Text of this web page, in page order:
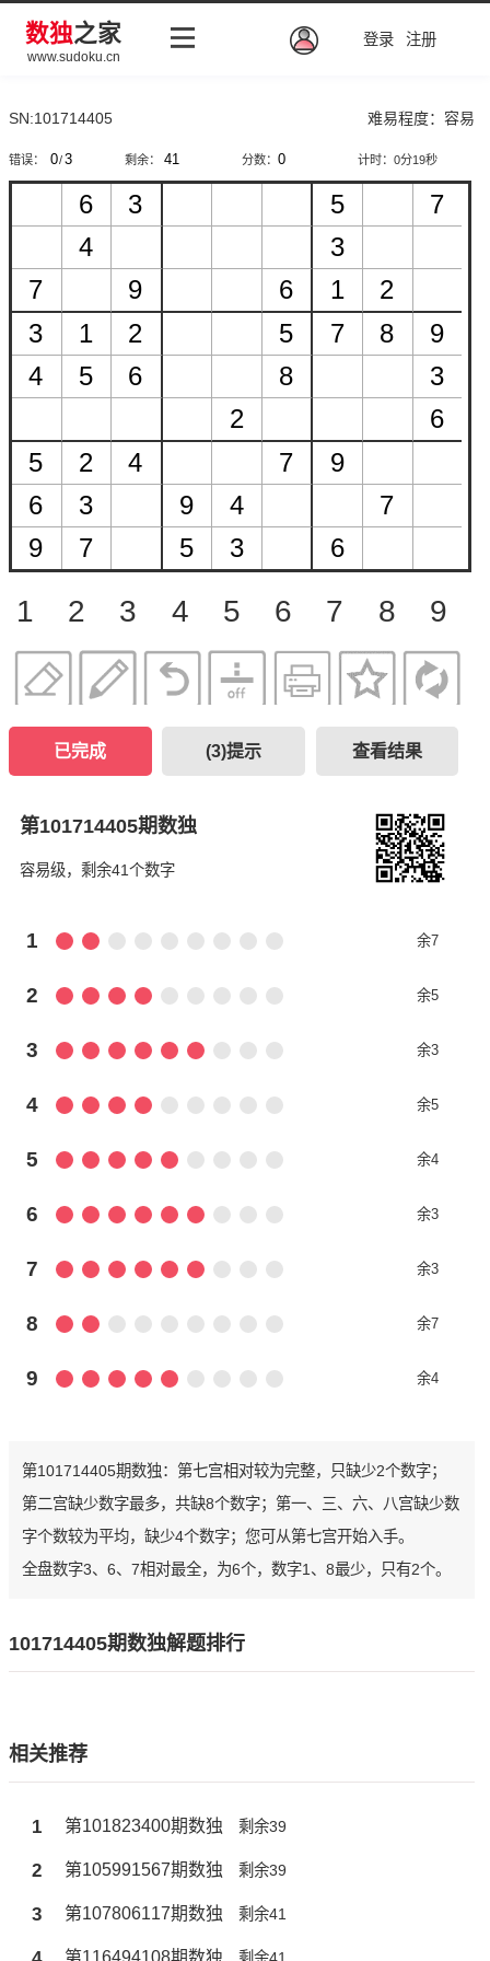
数独之家
www.sudoku.cn
登录 注册
SN:101714405 难易程度：容易
错误： / 剩余： 分数： 计时：0分19秒
1 2 3 4 5 6 7 8 9
已完成 (3)提示 查看结果
第101714405期数独
容易级，剩余41个数字
1 余7
2 余5
3 余3
4 余5
5 余4
6 余3
7 余3
8 余7
9 余4
第101714405期数独：第七宫相对较为完整，只缺少2个数字；
第二宫缺少数字最多，共缺8个数字；第一、三、六、八宫缺少数
字个数较为平均，缺少4个数字；您可从第七宫开始入手。
全盘数字3、6、7相对最全，为6个，数字1、8最少，只有2个。
101714405期数独解题排行
相关推荐
1 第101823400期数独 剩余39
2 第105991567期数独 剩余39
3 第107806117期数独 剩余41
第116494108期数独